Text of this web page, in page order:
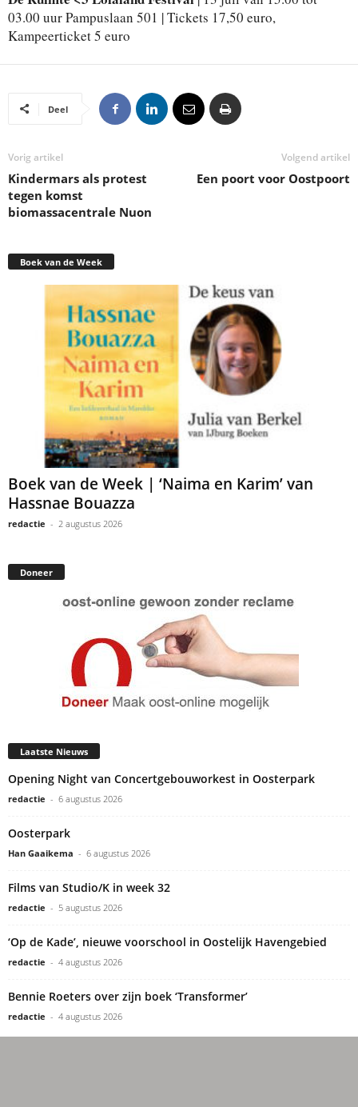
03.00 uur Pampuslaan 501 | Tickets 17,50 euro,
Kampeerticket 5 euro
Deel
Vorig artikel
Kindermars als protest
tegen komst
biomassacentrale Nuon
Volgend artikel
Een poort voor Oostpoort
Boek van de Week
Boek van de Week | ‘Naima en Karim’ van
Hassnae Bouazza
redactie - 2 augustus 2026
Doneer
Laatste Nieuws
Opening Night van Concertgebouworkest in Oosterpark
redactie - 6 augustus 2026
Oosterpark
Han Gaaikema - 6 augustus 2026
Films van Studio/K in week 32
redactie - 5 augustus 2026
‘Op de Kade’, nieuwe voorschool in Oostelijk Havengebied
redactie - 4 augustus 2026
Bennie Roeters over zijn boek ‘Transformer’
redactie - 4 augustus 2026